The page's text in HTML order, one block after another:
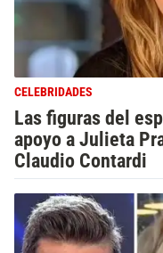
CELEBRIDADES
Las figuras del
apoyo a Julieta
Claudio Contardi